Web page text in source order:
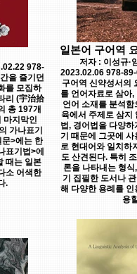
978-
을 즐기던
를 모집하
리 (宇治拾
총 197개
마지막인
가나표기
문>에는 한
표기법>에
때는 일본
소 어색한
.
일본어 구어역
저자 : 이성규·
2023.02.06 978-
구어역 신약성서의
를 언어자료로 삼아
언어 소재를 분석
육에서 주제로 삼지
법, 경어법을 다양
기 때문에 그곳에
로 현대어와 일치하
도 산견된다. 특히
론을 나타내는 형
기 집필한 도서나
해 다양한 용례를
용